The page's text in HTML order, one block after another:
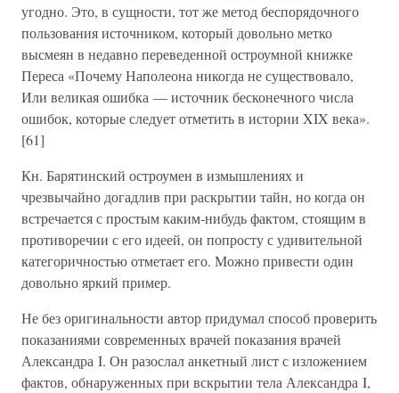
угодно. Это, в сущности, тот же метод беспорядочного
пользования источником, который довольно метко
высмеян в недавно переведенной остроумной книжке
Переса «Почему Наполеона никогда не существовало,
Или великая ошибка — источник бесконечного числа
ошибок, которые следует отметить в истории XIX века».
[61]
Кн. Барятинский остроумен в измышлениях и
чрезвычайно догадлив при раскрытии тайн, но когда он
встречается с простым каким-нибудь фактом, стоящим в
противоречии с его идеей, он попросту с удивительной
категоричностью отметает его. Можно привести один
довольно яркий пример.
Не без оригинальности автор придумал способ проверить
показаниями современных врачей показания врачей
Александра I. Он разослал анкетный лист с изложением
фактов, обнаруженных при вскрытии тела Александра I,